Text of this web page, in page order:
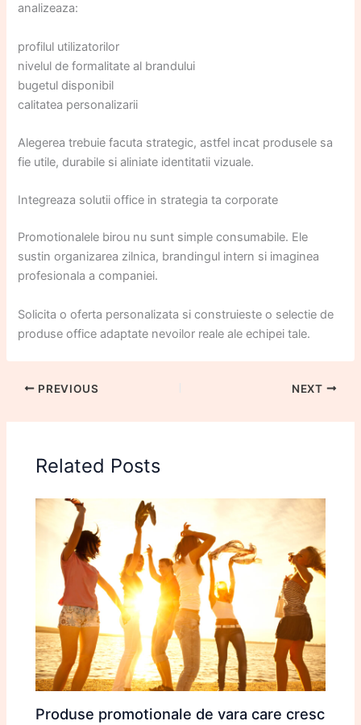
analizeaza:
profilul utilizatorilor
nivelul de formalitate al brandului
bugetul disponibil
calitatea personalizarii
Alegerea trebuie facuta strategic, astfel incat produsele sa
fie utile, durabile si aliniate identitatii vizuale.
Integreaza solutii office in strategia ta corporate
Promotionalele birou nu sunt simple consumabile. Ele
sustin organizarea zilnica, brandingul intern si imaginea
profesionala a companiei.
Solicita o oferta personalizata si construieste o selectie de
produse office adaptate nevoilor reale ale echipei tale.
PREVIOUS NEXT
Related Posts
Produse promotionale de vara care cresc